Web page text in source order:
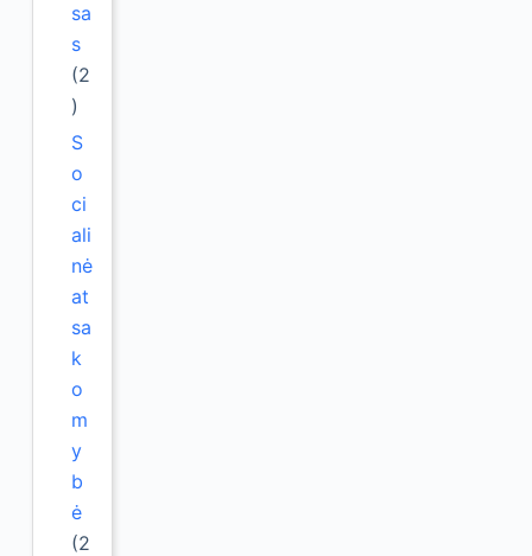
sa
s
(2
)
S
o
ci
ali
nė
at
sa
k
o
m
y
b
ė
(2